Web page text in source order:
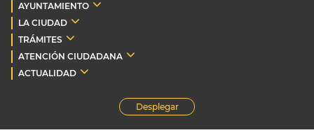
AYUNTAMIENTO
LA CIUDAD
TRÁMITES
ATENCIÓN CIUDADANA
ACTUALIDAD
Desplegar